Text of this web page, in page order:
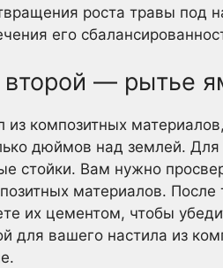
роста травы под
его
— рытье
из композитных
дюймов над землей.
стойки. Вам нужно
материалов. После
их цементом, чтобы
для вашего настила из